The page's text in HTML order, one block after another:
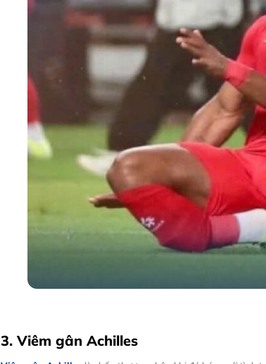
3. Viêm gân Achilles